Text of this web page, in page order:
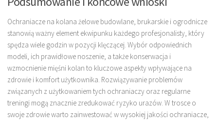
Ochraniacze na kolana żelowe budowlane, brukarskie i ogrodnicze
stanowią ważny element ekwipunku każdego profesjonalisty, który
spędza wiele godzin w pozycji klęczącej. Wybór odpowiednich
modeli, ich prawidłowe noszenie, a także konserwacja i
wzmocnienie mięśni kolan to kluczowe aspekty wpływające na
zdrowie i komfort użytkownika. Rozwiązywanie problemów
związanych z użytkowaniem tych ochraniaczy oraz regularne
treningi mogą znacznie zredukować ryzyko urazów. W trosce o
swoje zdrowie warto zainwestować w wysokiej jakości ochraniacze,